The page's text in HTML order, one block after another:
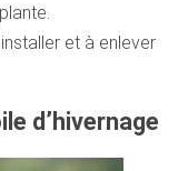
et à enlever
d’hivernage